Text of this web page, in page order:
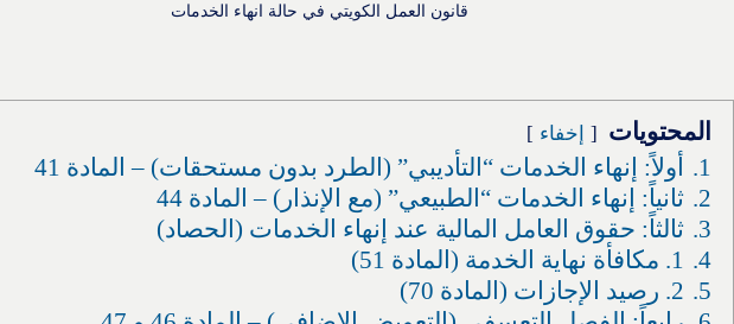
قانون العمل الكويتي في حالة انهاء الخدمات
المحتويات إخفاء
1.
أولاً: إنهاء الخدمات “التأديبي” (الطرد بدون مستحقات) – المادة 41
2. ثانياً: إنهاء الخدمات “الطبيعي” (مع الإنذار) – المادة 44
3. ثالثاً: حقوق العامل المالية عند إنهاء الخدمات (الحصاد)
4.
1. مكافأة نهاية الخدمة (المادة 51)
5.
2. رصيد الإجازات (المادة 70)